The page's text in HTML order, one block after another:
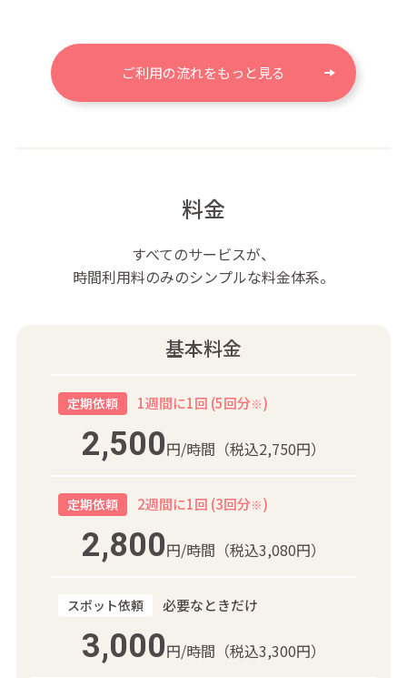
ご利用の流れをもっと見る
料金
すべてのサービスが、
時間利用料のみのシンプルな料金体系。
基本料金
定期依頼 1週間に1回 (5回分※)
2,500円/時間 （税込2,750円）
定期依頼 2週間に1回 (3回分※)
2,800円/時間 （税込3,080円）
スポット依頼 必要なときだけ
3,000円/時間 （税込3,300円）